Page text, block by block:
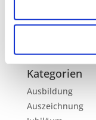
September 2020
Kategorien
Ausbildung
Auszeichnung